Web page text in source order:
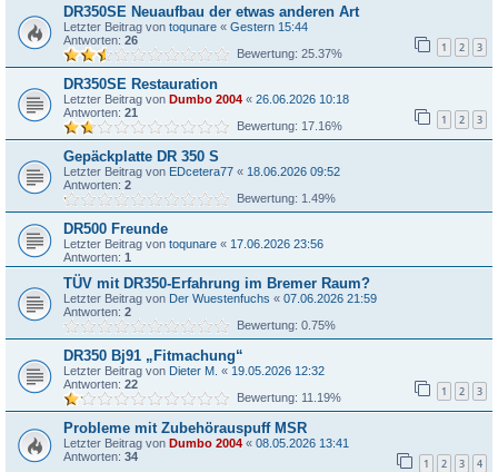
DR350SE Neuaufbau der etwas anderen Art
Letzter Beitrag von toqunare « Gestern 15:44
Antworten: 26 1 2 3
Bewertung: 25.37%
DR350SE Restauration
Letzter Beitrag von Dumbo 2004 « 26.06.2026 10:18
Antworten: 21 1 2 3
Bewertung: 17.16%
Gepäckplatte DR 350 S
Letzter Beitrag von EDcetera77 « 18.06.2026 09:52
Antworten: 2
Bewertung: 1.49%
DR500 Freunde
Letzter Beitrag von toqunare « 17.06.2026 23:56
Antworten: 1
TÜV mit DR350-Erfahrung im Bremer Raum?
Letzter Beitrag von Der Wuestenfuchs « 07.06.2026 21:59
Antworten: 2
Bewertung: 0.75%
DR350 Bj91 „Fitmachung“
Letzter Beitrag von Dieter M. « 19.05.2026 12:32
Antworten: 22 1 2 3
Bewertung: 11.19%
Probleme mit Zubehörauspuff MSR
Letzter Beitrag von Dumbo 2004 « 08.05.2026 13:41
Antworten: 34 1 2 3 4